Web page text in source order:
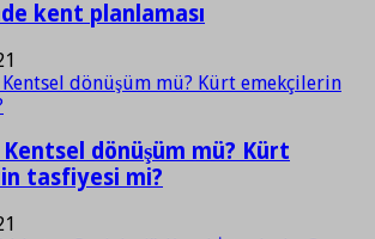
kent planlaması
Kentsel dönüşüm mü? Kürt
tasfiyesi mi?